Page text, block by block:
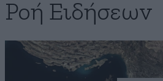
Ροή Ειδήσεων